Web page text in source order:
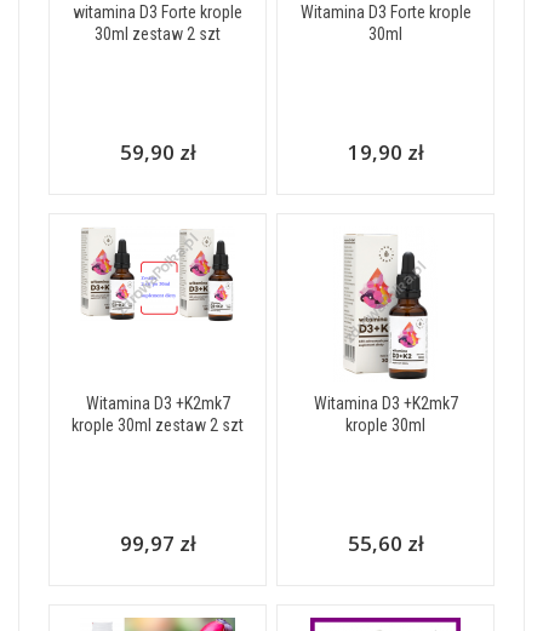
witamina D3 Forte krople
30ml zestaw 2 szt
59,90 zł
Witamina D3 Forte krople
30ml
19,90 zł
Witamina D3 +K2mk7
krople 30ml zestaw 2 szt
99,97 zł
Witamina D3 +K2mk7
krople 30ml
55,60 zł